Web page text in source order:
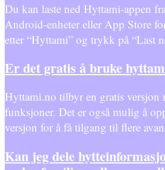
Du kan laste ned Hyttami-appen
Android-enheter eller App Store
etter “Hyttami” og trykk på “Last
Er det gratis å bruke
Hyttami.no tilbyr en gratis versjon
funksjoner. Det er også mulig å
versjon for å få tilgang til flere
Kan jeg dele